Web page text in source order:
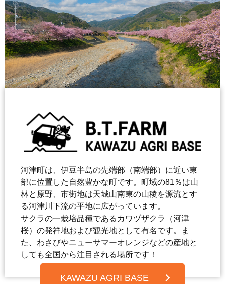
河津町は、伊豆半島の先端部（南端部）に近い東
部に位置した自然豊かな町です。町域の81％は山
林と原野、市街地は天城山南東の山稜を源流とす
る河津川下流の平地に広がっています。
サクラの一栽培品種であるカワヅザクラ（河津
桜）の発祥地および観光地として有名です。ま
た、わさびやニューサマーオレンジなどの産地と
しても全国から注目される場所です！
KAWAZU AGRI BASE